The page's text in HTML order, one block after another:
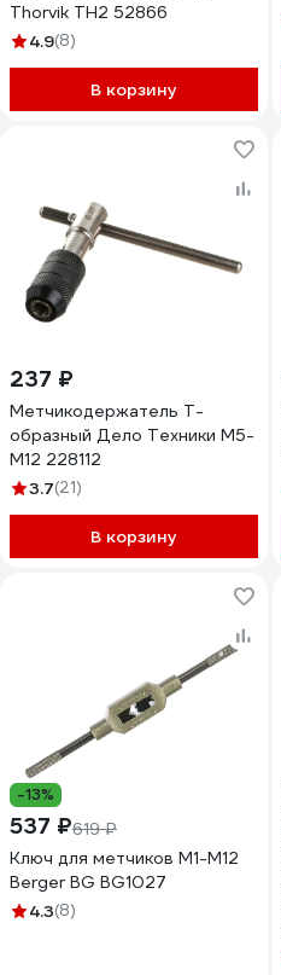
Thorvik TH2 52866
4.9(8)
В корзину
237 ₽
Метчикодержатель Т-
образный Дело Техники М5-
M12 228112
3.7(21)
В корзину
-13%
537 ₽619 ₽
Ключ для метчиков М1-М12
Berger BG BG1027
4.3(8)